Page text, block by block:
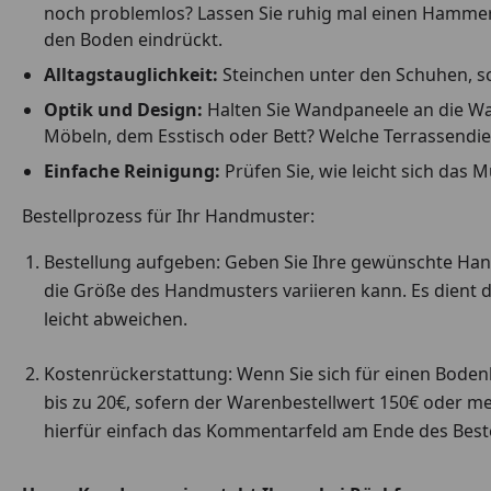
noch problemlos? Lassen Sie ruhig mal einen
den Boden eindrückt.
Alltagstauglichkeit: Steinchen unter den Schuhen,
Optik und Design: Halten Sie Wandpaneele an die
Möbeln, dem Esstisch oder Bett? Welche
Einfache Reinigung: Prüfen Sie, wie leicht sich das
Bestellprozess für Ihr Handmuster:
Bestellung aufgeben: Geben Sie Ihre gewünschte
die Größe des Handmusters variieren kann. Es
leicht abweichen.
Kostenrückerstattung: Wenn Sie sich für einen
bis zu 20€, sofern der Warenbestellwert 150€ oder
hierfür einfach das Kommentarfeld am Ende des